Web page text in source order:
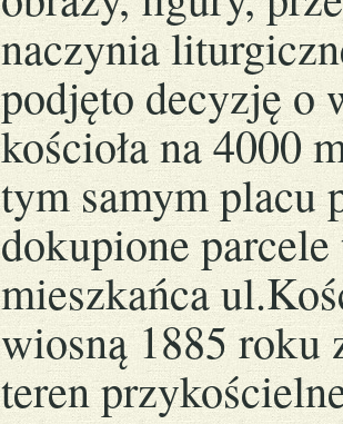
naczynia
podjęto decyzję o
kościoła na 4000
tym samym placu
dokupione
mieszkańca
wiosną 1885 roku
teren